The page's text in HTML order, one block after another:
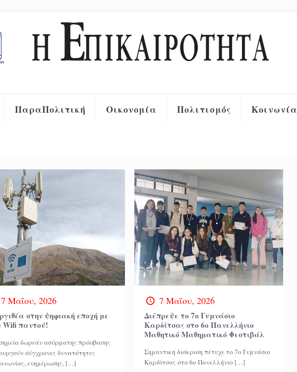
ΠαραΠολιτική Οικονομία Πολιτισμός Κοινωνία
7 Μαΐου, 2026
στην ψηφιακή εποχή με
Wifi παντού!
δωρεάν ασύρματης πρόσβασης
σύγχρονες δυνατότητες
ενημέρωσης, […]
7 Μαΐου, 2026
Διέπρεψε το 7ο Γυμνάσιο
Καρδίτσας στο 6ο Πανελλήνιο
Μαθητικό Μαθηματικό Φεστιβάλ
Σημαντική διάκριση πέτυχε το 7ο Γυμνάσιο
Καρδίτσας στο 6ο Πανελλήνιο […]